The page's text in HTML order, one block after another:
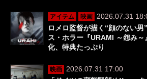
アイテム 映画
2026.07.31
ロメロ監督が描く“顔のない
ス・ホラー『URAMI ～怨み～
化、特典たっぷり
映画
2026.07.31 17:00